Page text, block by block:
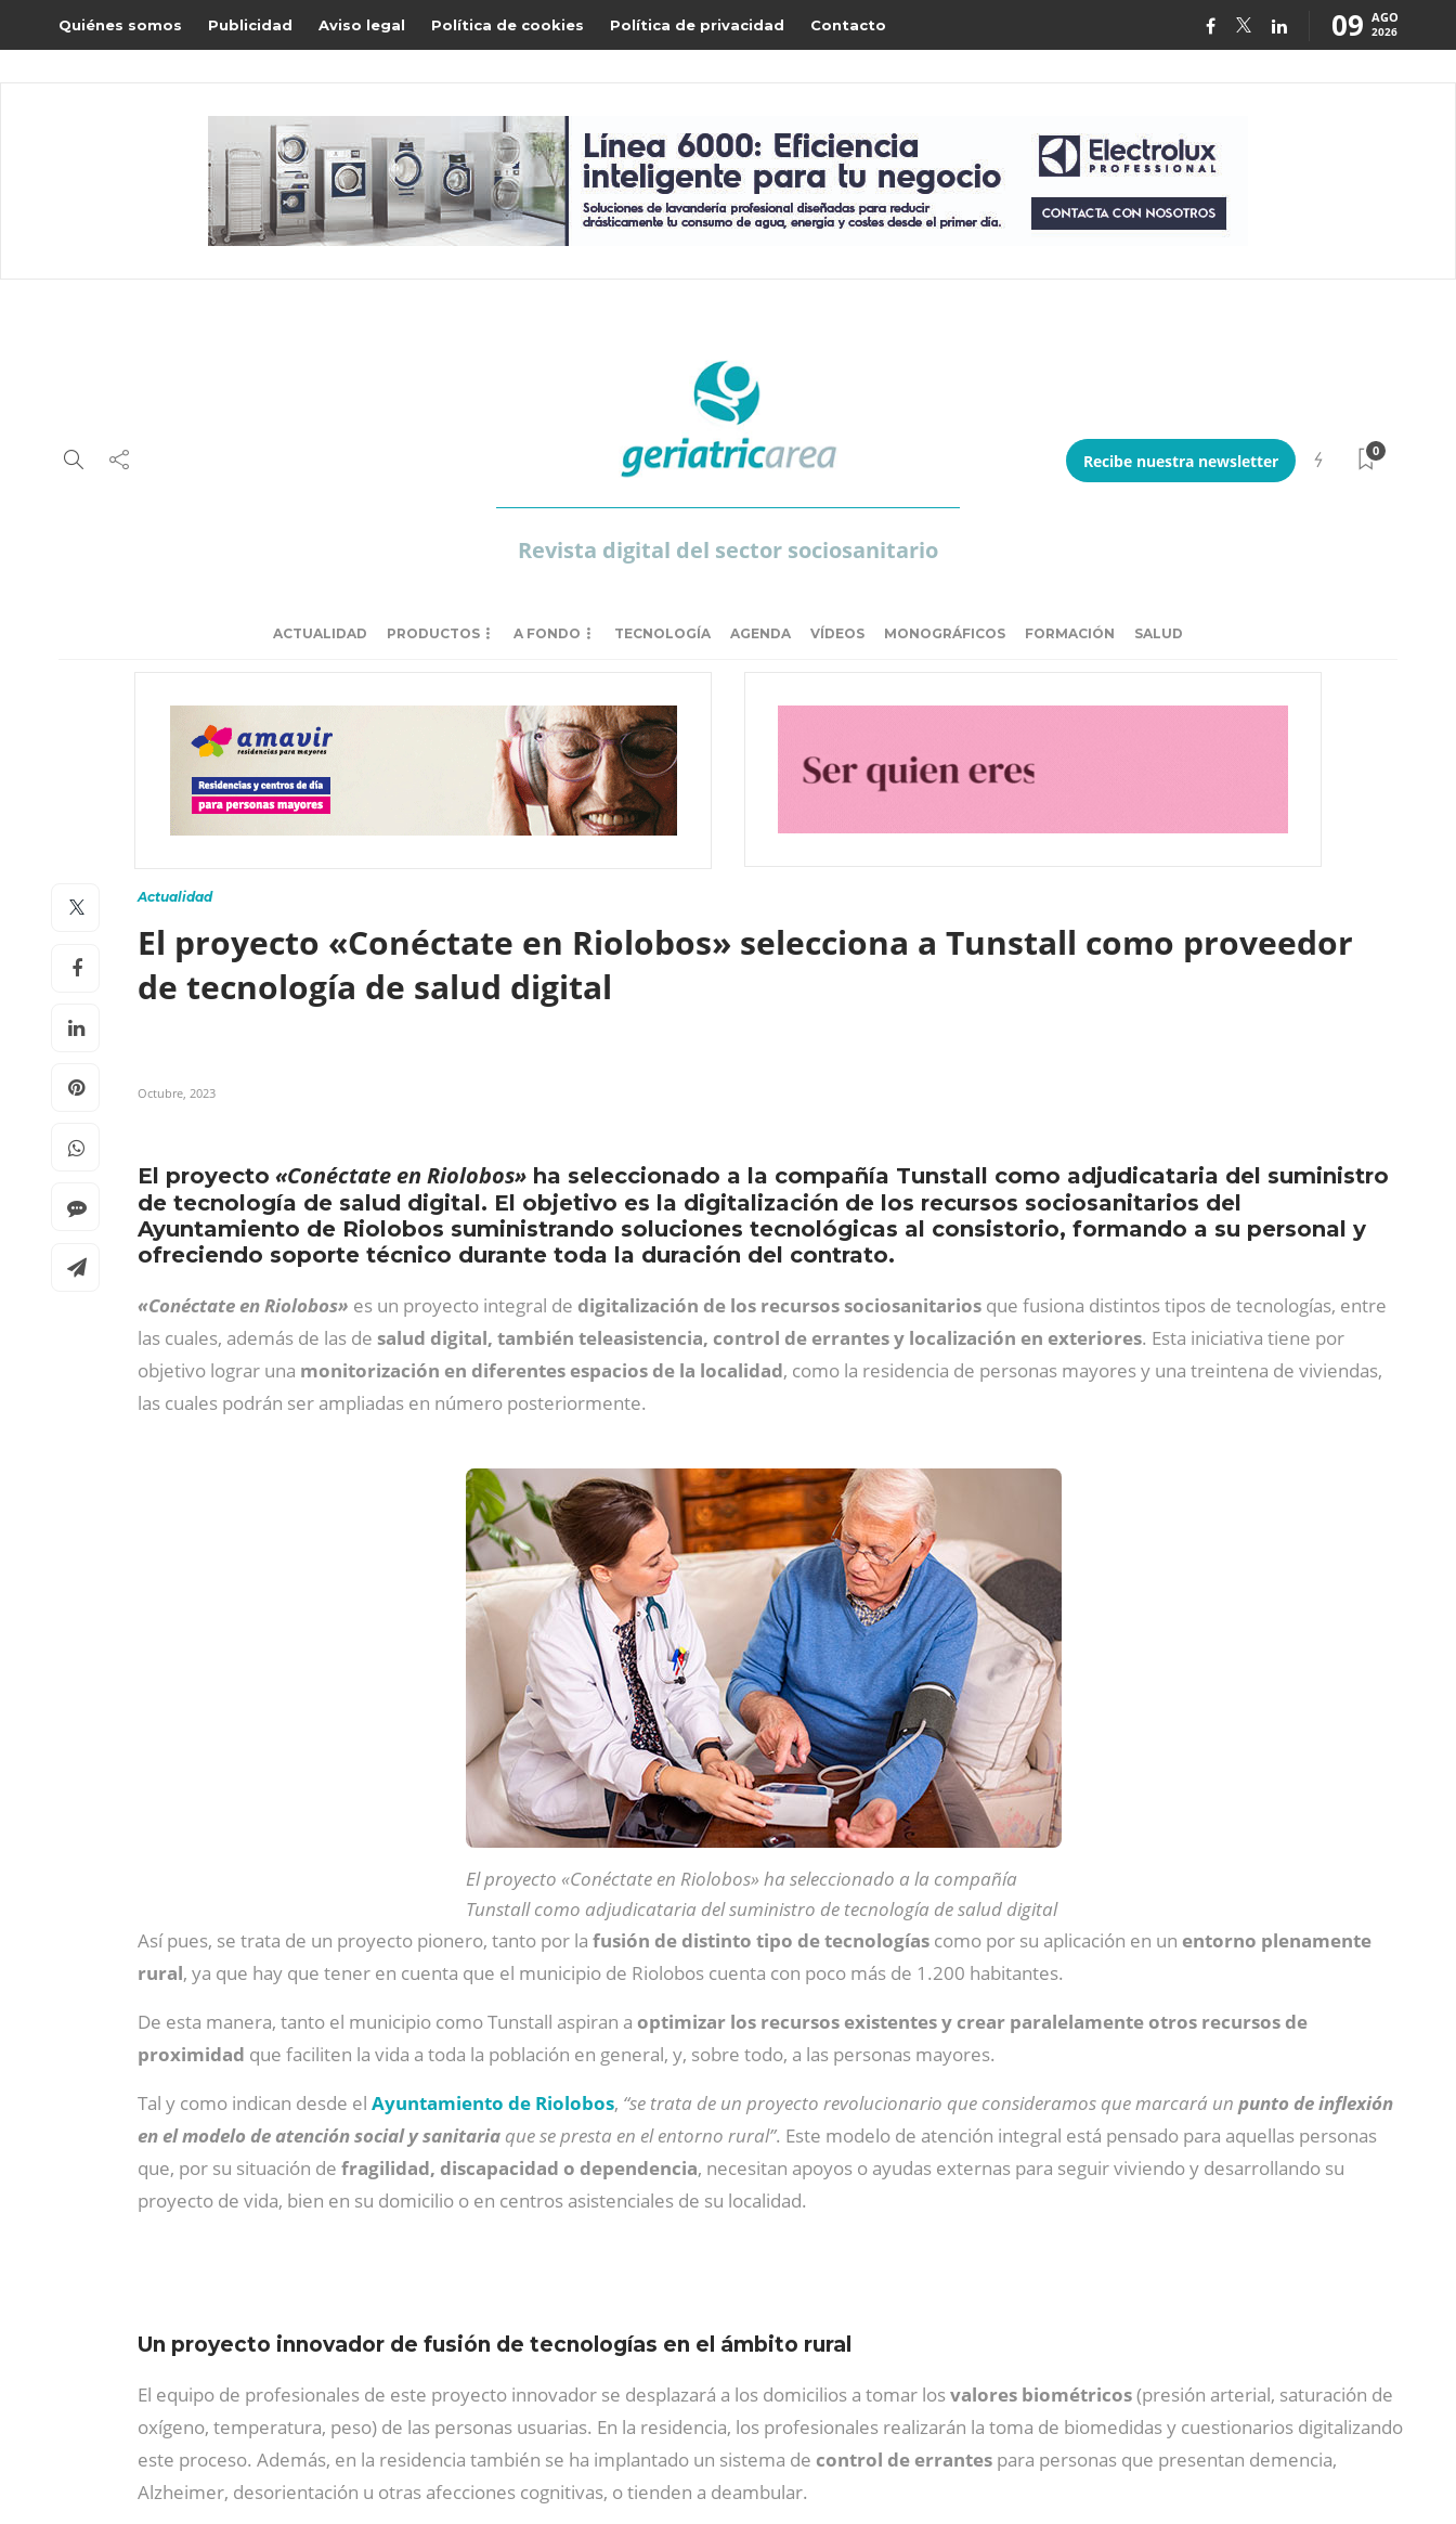
Quiénes somos Publicidad Aviso legal Política de cookies Política de privacidad Contacto 09 AGO
2026
Revista digital del sector sociosanitario
Recibe nuestra newsletter
0
ACTUALIDAD PRODUCTOS A FONDO TECNOLOGÍA AGENDA VÍDEOS MONOGRÁFICOS FORMACIÓN SALUD
Actualidad
El proyecto «Conéctate en Riolobos» selecciona a Tunstall como proveedor
de tecnología de salud digital
Octubre, 2023
El proyecto «Conéctate en Riolobos» ha seleccionado a la compañía Tunstall como adjudicataria del suministro
de tecnología de salud digital. El objetivo es la digitalización de los recursos sociosanitarios del
Ayuntamiento de Riolobos suministrando soluciones tecnológicas al consistorio, formando a su personal y
ofreciendo soporte técnico durante toda la duración del contrato.
«Conéctate en Riolobos» es un proyecto integral de digitalización de los recursos sociosanitarios que fusiona distintos tipos de tecnologías, entre
las cuales, además de las de salud digital, también teleasistencia, control de errantes y localización en exteriores. Esta iniciativa tiene por
objetivo lograr una monitorización en diferentes espacios de la localidad, como la residencia de personas mayores y una treintena de viviendas,
las cuales podrán ser ampliadas en número posteriormente.
El proyecto «Conéctate en Riolobos» ha seleccionado a la compañía
Tunstall como adjudicataria del suministro de tecnología de salud digital
Así pues, se trata de un proyecto pionero, tanto por la fusión de distinto tipo de tecnologías como por su aplicación en un entorno plenamente
rural, ya que hay que tener en cuenta que el municipio de Riolobos cuenta con poco más de 1.200 habitantes.
De esta manera, tanto el municipio como Tunstall aspiran a optimizar los recursos existentes y crear paralelamente otros recursos de
proximidad que faciliten la vida a toda la población en general, y, sobre todo, a las personas mayores.
Tal y como indican desde el Ayuntamiento de Riolobos, “se trata de un proyecto revolucionario que consideramos que marcará un punto de inflexión
en el modelo de atención social y sanitaria que se presta en el entorno rural”. Este modelo de atención integral está pensado para aquellas personas
que, por su situación de fragilidad, discapacidad o dependencia, necesitan apoyos o ayudas externas para seguir viviendo y desarrollando su
proyecto de vida, bien en su domicilio o en centros asistenciales de su localidad.
Un proyecto innovador de fusión de tecnologías en el ámbito rural
El equipo de profesionales de este proyecto innovador se desplazará a los domicilios a tomar losvalores biométricos(presión arterial, saturación de
oxígeno, temperatura, peso) de las personas usuarias. En la residencia, los profesionales realizarán la toma de biomedidas y cuestionarios digitalizando
este proceso. Además, en la residencia también se ha implantado un sistema de control de errantes para personas que presentan demencia,
Alzheimer, desorientación u otras afecciones cognitivas, o tienden a deambular.